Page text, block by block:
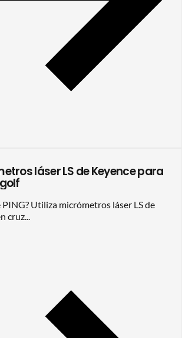
láser LS de Keyence para
PING? Utiliza micrómetros láser LS de
cruz...